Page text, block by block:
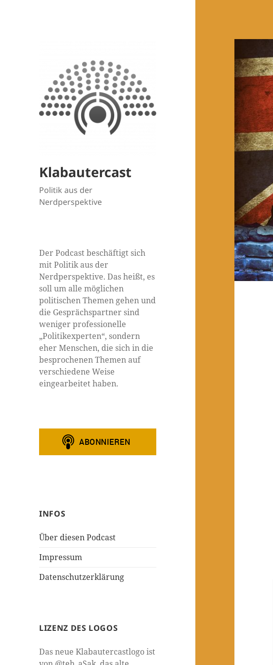
Klabautercast
Politik aus der
Nerdperspektive
Der Podcast beschäftigt sich
mit Politik aus der
Nerdperspektive. Das heißt, es
soll um alle möglichen
politischen Themen gehen und
die Gesprächspartner sind
weniger professionelle
„Politikexperten“, sondern
eher Menschen, die sich in die
besprochenen Themen auf
verschiedene Weise
eingearbeitet haben.
INFOS
Über diesen Podcast
Impressum
Datenschutzerklärung
LIZENZ DES LOGOS
Das neue Klabautercastlogo ist